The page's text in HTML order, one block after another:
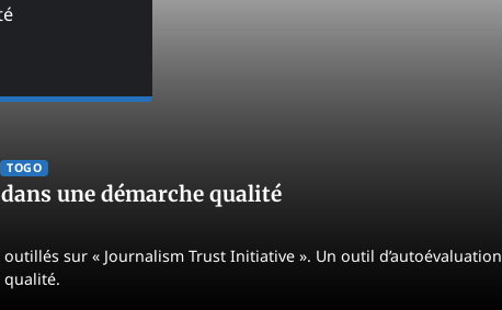
TOGO
dans une démarche qualité
sur « Journalism Trust Initiative ». Un outil d’autoévaluation
qualité.